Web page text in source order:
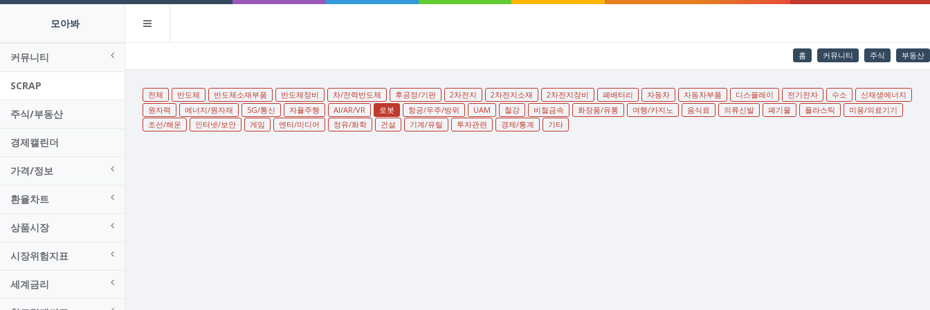
모아봐
커뮤니티
SCRAP
주식/부동산
경제캘린더
가격/정보
환율차트
상품시장
시장위험지표
세계금리
홈 커뮤니티 주식 부동산
전체 반도체 반도체소재부품 반도체장비 차/전력반도체 후공정/기판 2차전지 2차전지소재 2차전지장비 폐배터리 자동차 자동차부품 디스플레이 전기전자 수소
신재생에너지
원자력
에너지/원자재 5G/통신 자율주행 AI/AR/VR 로봇 항공/우주/방위 UAM 철강 비철금속 화장품/유통 여행/카지노 음식료 의류신발 폐기물 플라스틱
미용/의료기기
조선/해운
인터넷/보안 게임 엔터/미디어 정유/화학 건설 기계/유틸 투자관련 경제/통계 기타